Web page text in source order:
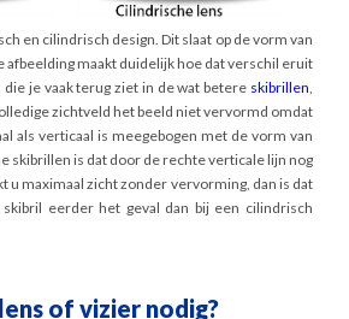
en cilindrisch design. Dit slaat op de vorm van
afbeelding maakt duidelijk hoe dat verschil eruit
je vaak terug ziet in de wat betere skibrillen
zichtveld het beeld niet vervormd omdat
als verticaal is meegebogen met de vorm van
skibrillen is dat door de rechte verticale lijn nog
u maximaal zicht zonder vervorming, dan is dat
eerder het geval dan bij een cilindrisch
of vizier nodig?